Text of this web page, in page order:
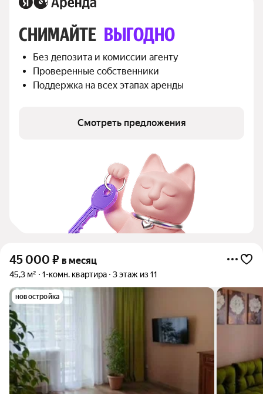
СНИМАЙТЕ ВЫГОДНО
Без депозита и комиссии агенту
Проверенные собственники
Поддержка на всех этапах аренды
Смотреть предложения
45 000 ₽ в месяц
45,3 м² 1-комн. квартира 3 этаж из 11
новостройка